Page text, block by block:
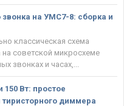
звонка на УМС7-8: сборка и
классическая схема
советской микросхеме
звонках и часах,...
150 Вт: простое
диммера